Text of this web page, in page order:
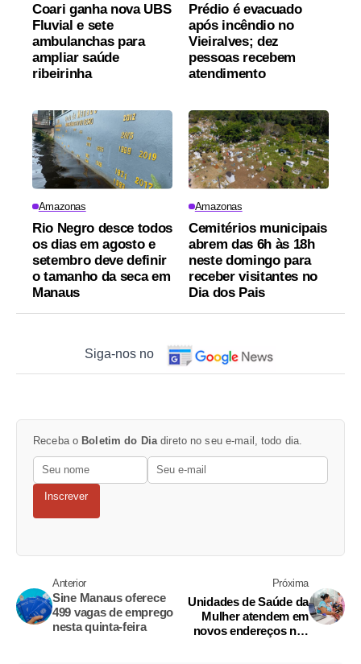
Coari ganha nova UBS
Fluvial e sete
ambulanchas para
ampliar saúde
ribeirinha
Prédio é evacuado
após incêndio no
Vieiralves; dez
pessoas recebem
atendimento
Amazonas
Rio Negro desce todos
os dias em agosto e
setembro deve definir
o tamanho da seca em
Manaus
Amazonas
Cemitérios municipais
abrem das 6h às 18h
neste domingo para
receber visitantes no
Dia dos Pais
Siga-nos no
Receba o Boletim do Diadireto no seu e-mail, todo dia.
Inscrever
Anterior
Sine Manaus oferece
499 vagas de emprego
nesta quinta-feira
Próxima
Unidades de Saúde da
Mulher atendem em
novos endereços nas